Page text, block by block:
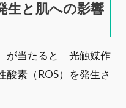
生と肌への影響
が当たると「光触媒作
酸素（ROS）を発生さ